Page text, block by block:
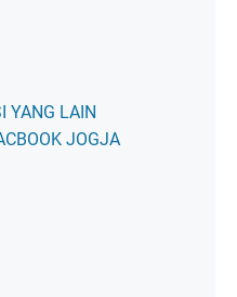
YANG LAIN
JOGJA